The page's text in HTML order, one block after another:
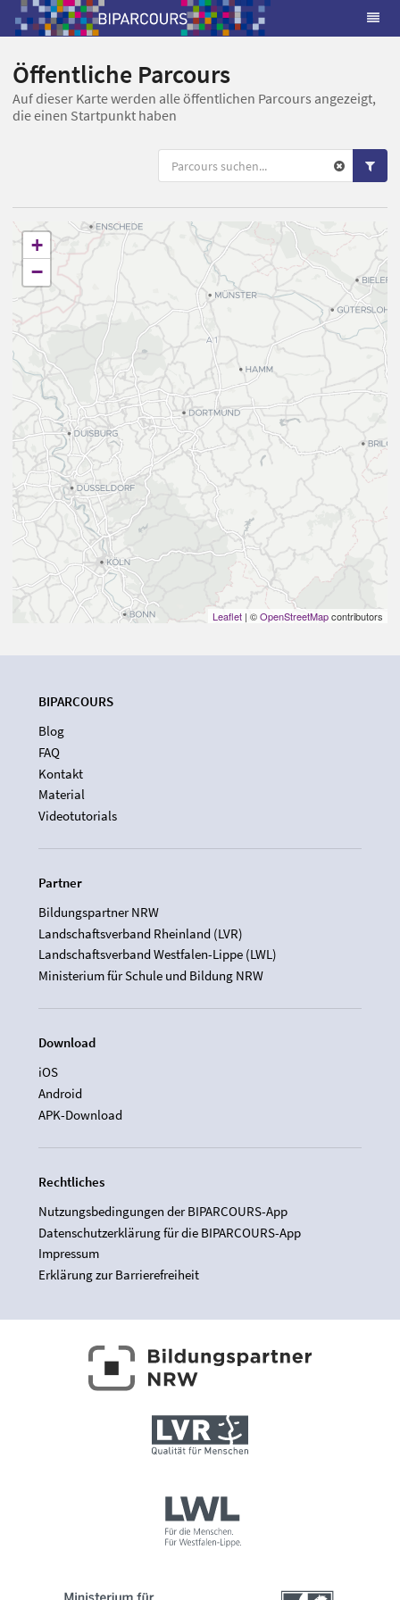
Öffentliche Parcours
Auf dieser Karte werden alle öffentlichen Parcours angezeigt,
die einen Startpunkt haben
+
−
Leaflet | ©OpenStreetMapcontributors
BIPARCOURS
Blog
FAQ
Kontakt
Material
Videotutorials
Partner
Bildungspartner NRW
Landschaftsverband Rheinland (LVR)
Landschaftsverband Westfalen-Lippe (LWL)
Ministerium für Schule und Bildung NRW
Download
iOS
Android
APK-Download
Rechtliches
Nutzungsbedingungen der BIPARCOURS-App
Datenschutzerklärung für die BIPARCOURS-App
Impressum
Erklärung zur Barrierefreiheit